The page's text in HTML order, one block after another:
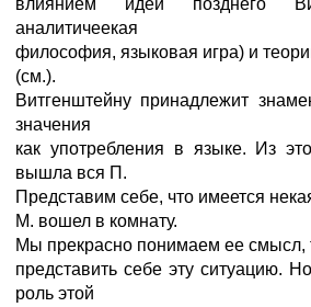
влиянием идей позднего
аналитичеекая
философия, языковая игра) и
(см.).
Витгенштейну принадлежит
значения
как употребления в языке. Из
вышла вся П.
Представим себе, что имеется
М. вошел в комнату.
Мы прекрасно понимаем ее смысл,
представить себе эту ситуацию.
роль этой